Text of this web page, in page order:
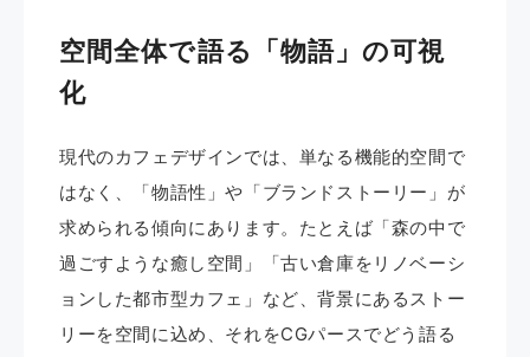
空間全体で語る「物語」の可視
化
現代のカフェデザインでは、単なる機能的空間で
はなく、「物語性」や「ブランドストーリー」が
求められる傾向にあります。たとえば「森の中で
過ごすような癒し空間」「古い倉庫をリノベーシ
ョンした都市型カフェ」など、背景にあるストー
リーを空間に込め、それをCGパースでどう語る